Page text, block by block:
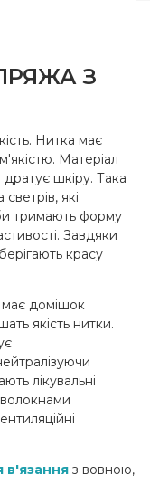
З
Нитка має
Матеріал
дратує шкіру. Така
які
тримають форму
Завдяки
красу
домішок
якість нитки.
лікувальні
в'язання з вовною,